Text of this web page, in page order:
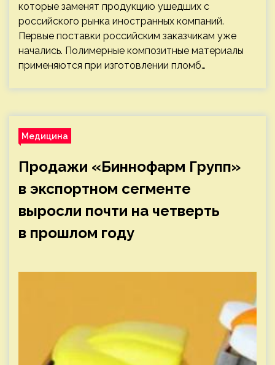
которые заменят продукцию ушедших с
российского рынка иностранных компаний.
Первые поставки российским заказчикам уже
начались. Полимерные композитные материалы
применяются при изготовлении пломб…
Медицина
Продажи «Биннофарм Групп»
в экспортном сегменте
выросли почти на четверть
в прошлом году